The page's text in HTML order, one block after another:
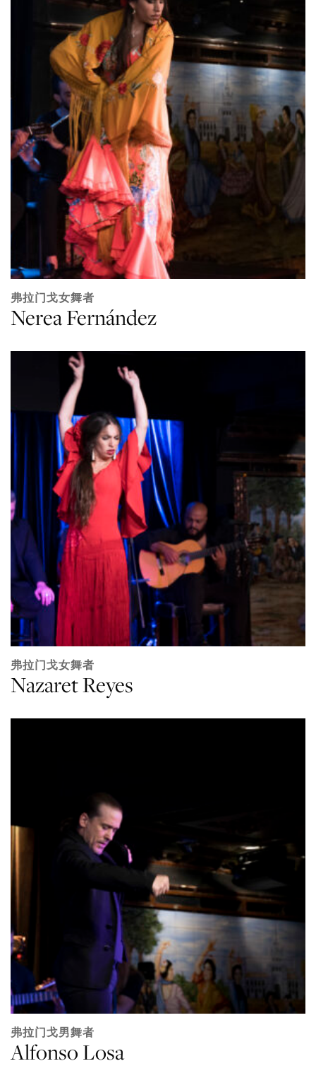
弗拉门戈女舞者
Nerea Fernández
弗拉门戈女舞者
Nazaret Reyes
弗拉门戈男舞者
Alfonso Losa